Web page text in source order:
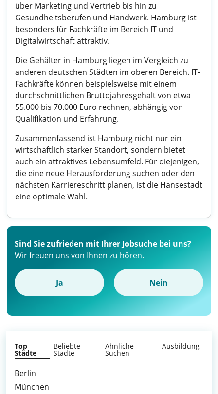
über Marketing und Vertrieb bis hin zu
Gesundheitsberufen und Handwerk. Hamburg ist
besonders für Fachkräfte im Bereich IT und
Digitalwirtschaft attraktiv.
Die Gehälter in Hamburg liegen im Vergleich zu
anderen deutschen Städten im oberen Bereich. IT-
Fachkräfte können beispielsweise mit einem
durchschnittlichen Bruttojahresgehalt von etwa
55.000 bis 70.000 Euro rechnen, abhängig von
Qualifikation und Erfahrung.
Zusammenfassend ist Hamburg nicht nur ein
wirtschaftlich starker Standort, sondern bietet
auch ein attraktives Lebensumfeld. Für diejenigen,
die eine neue Herausforderung suchen oder den
nächsten Karriereschritt planen, ist die Hansestadt
eine optimale Wahl.
Sind Sie zufrieden mit Ihrer Jobsuche bei uns?
Wir freuen uns von Ihnen zu hören.
Ja Nein
Top
Städte
Beliebte
Städte
Ähnliche
Suchen
Ausbildung
Berlin
München